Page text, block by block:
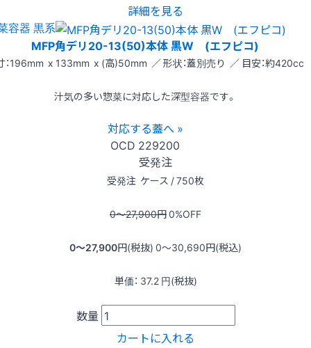
詳細を見る
容器 黒系
MFP角デリ20-13(50)本体 黒W (エフピコ)
：196mm x 133mm x (高)50mm ／ 形状：蓋別売り ／ 目安：約420cc
汁気の多い惣菜に対応した深型容器です。
対応する蓋へ »
OCD 229200
受発注
受発注 ケース / 750枚
0〜27,900円0%OFF
0〜27,900円(税抜) 0〜30,690円(税込)
単価： 37.2 円(税抜)
数量
カートに入れる